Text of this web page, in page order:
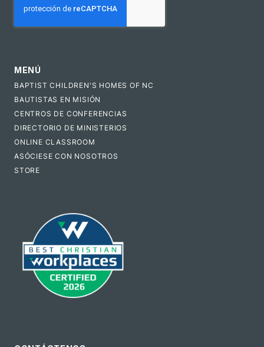
MENÚ
BAPTIST CHILDREN'S HOMES OF NC
BAUTISTAS EN MISIÓN
CENTROS DE CONFERENCIAS
DIRECTORIO DE MINISTERIOS
ONLINE CLASSROOM
ASÓCIESE CON NOSOTROS
STORE